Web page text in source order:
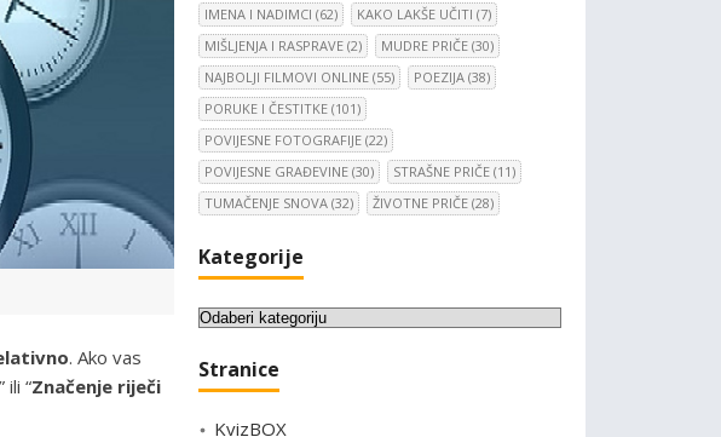
. Ako vas
ili “Značenje riječi
IMENA I NADIMCI (62) KAKO LAKŠE UČITI (7)
MIŠLJENJA I RASPRAVE (2) MUDRE PRIČE (30)
NAJBOLJI FILMOVI ONLINE (55) POEZIJA (38)
PORUKE I ČESTITKE (101)
POVIJESNE FOTOGRAFIJE (22)
POVIJESNE GRAĐEVINE (30) STRAŠNE PRIČE (11)
TUMAČENJE SNOVA (32) ŽIVOTNE PRIČE (28)
Kategorije
K
t
g
Stranice
KvizBOX